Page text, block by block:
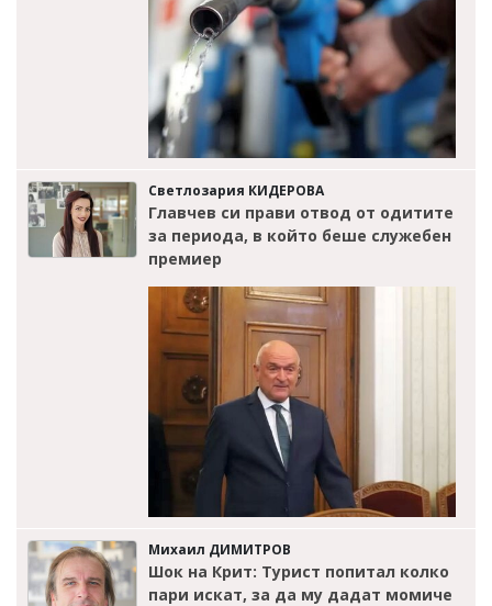
Светлозария КИДЕРОВА
Главчев си прави отвод от одитите
за периода, в който беше служебен
премиер
Михаил ДИМИТРОВ
Шок на Крит: Турист попитал колко
пари искат, за да му дадат момиче